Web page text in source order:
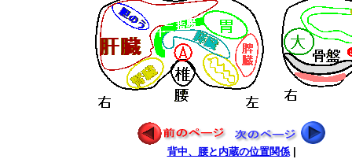
背中、腰と内蔵の位置関係|